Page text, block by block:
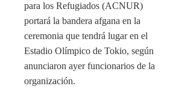
para los Refugiados (ACNUR)
portará la bandera afgana en la
ceremonia que tendrá lugar en el
Estadio Olímpico de Tokio, según
anunciaron ayer funcionarios de la
organización.